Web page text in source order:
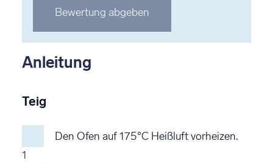
Stern
bewerten
Stern
bewerten
Stern
bewerten
Stern
bewerten
Stern
bewerten
Bewertung abgeben
Anleitung
Teig
1
Den Ofen auf 175°C Heißluft vorheizen.